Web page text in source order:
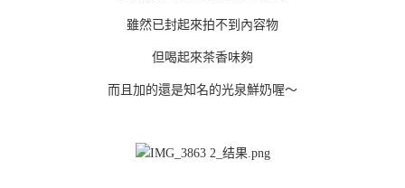
雖然已封起來拍不到內容物
但喝起來茶香味夠
而且加的還是知名的光泉鮮奶喔～